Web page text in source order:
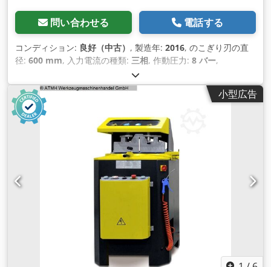
問い合わせる 電話する
コンディション: 良好（中古） , 製造年: 2016, のこぎり刃の直
径: 600 mm, 入力電流の種類: 三相, 作動圧力: 8 バー,
小型広告